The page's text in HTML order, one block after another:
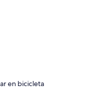
en bicicleta